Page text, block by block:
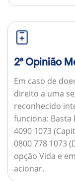
2ª Opinião
Em caso de
direito a uma
reconhecido
funciona: Basta
4090 1073
0800 778 1073
opção Vida e
acionar.